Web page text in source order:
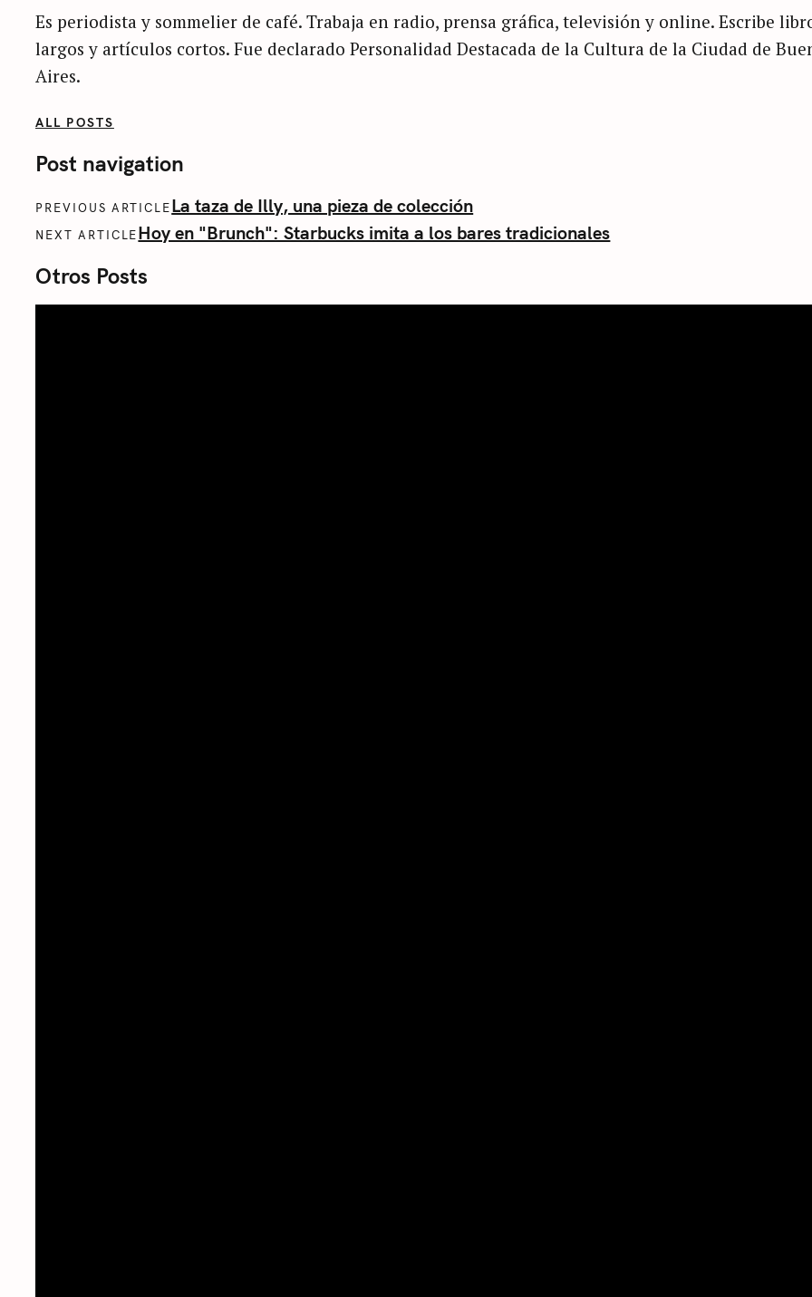
Es periodista y sommelier de café. Trabaja en radio, prensa gráfica, televisión y online. Escribe
largos y artículos cortos. Fue declarado Personalidad Destacada de la Cultura de la Ciudad de
Aires.
ALL POSTS
Post navigation
PREVIOUS ARTICLELa taza de Illy, una pieza de colección
NEXT ARTICLEHoy en "Brunch": Starbucks imita a los bares tradicionales
Otros Posts